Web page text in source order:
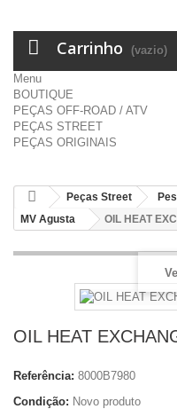
Carrinho (vazio)
Menu
BOUTIQUE
PEÇAS OFF-ROAD / ATV
PEÇAS STREET
PEÇAS ORIGINAIS
Peças Street
MV Agusta
OIL HEAT
OIL HEAT
Referência: 8000B7980
Condição: Novo produto